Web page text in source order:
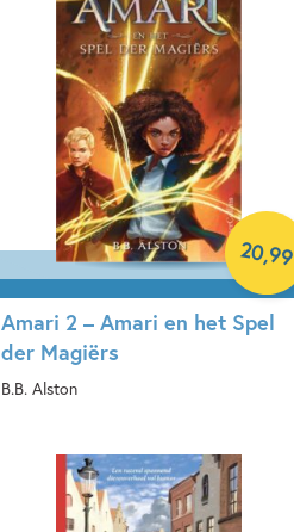
Amari 2 – Amari en het Spel
der Magiërs
B.B. Alston
20,99